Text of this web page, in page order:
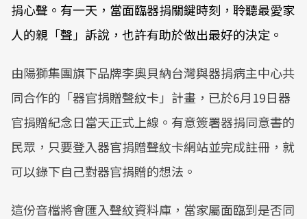
捐心聲。有一天，當面臨器捐關鍵時刻，聆聽最愛家
人的親「聲」訴說，也許有助於做出最好的決定。
由陽獅集團旗下品牌李奧貝納台灣與器捐病主中心共
同合作的「器官捐贈聲紋卡」計畫，已於6月19日器
官捐贈紀念日當天正式上線。有意簽署器捐同意書的
民眾，只要登入器官捐贈聲紋卡網站並完成註冊，就
可以錄下自己對器官捐贈的想法。
這份音檔將會匯入聲紋資料庫，當家屬面臨到是否同